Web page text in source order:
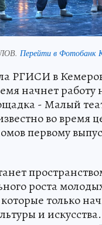
Перейти в Фотобанк
РГИСИ в
начнет работу
- Малый
во время
первому
роста
только
и